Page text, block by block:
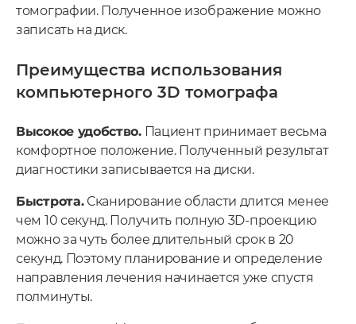
томографии. Полученное изображение можно
записать на диск.
Преимущества использования
компьютерного 3D томографа
Высокое удобство.Пациент принимает весьма
комфортное положение. Полученный результат
диагностики записывается на диски.
Быстрота.Сканирование области длится менее
чем 10 секунд. Получить полную 3D-проекцию
можно за чуть более длительный срок в 20
секунд. Поэтому планирование и определение
направления лечения начинается уже спустя
полминуты.